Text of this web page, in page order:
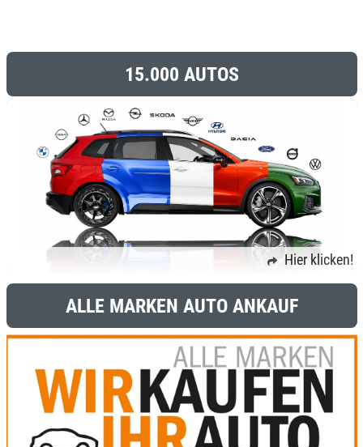
15.000 AUTOS
Hier klicken!
ALLE MARKEN AUTO ANKAUF